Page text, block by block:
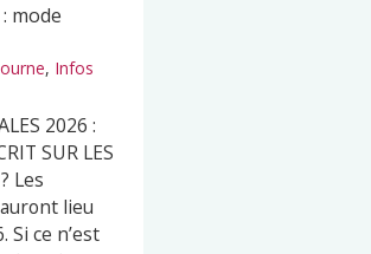
mode
, Infos
2026 :
SUR LES
Les
lieu
Si ce n’est